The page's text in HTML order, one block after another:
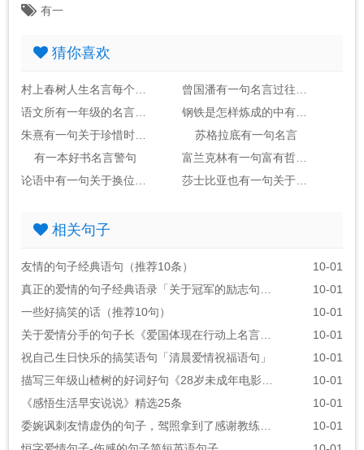
有一
猜你喜欢
苏格拉底有一句名言
有一本好书名言警句
相关句子
友情的句子经典语句（推荐10条）
10-01
10-01
一些好搞笑的话（推荐10句）
10-01
10-01
祝自己生日快乐的搞笑语句「清晨爱情祝福语句」
10-01
10-01
《感悟生活早安说说》精选25条
10-01
10-01